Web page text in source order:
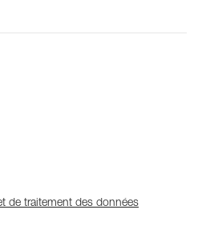
de traitement des données